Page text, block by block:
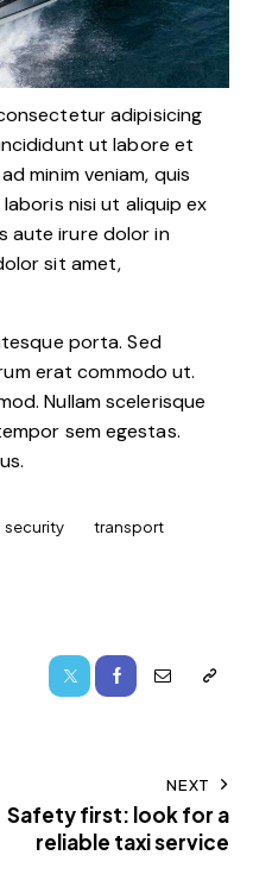
adipisicing
ut labore et
minim veniam, quis
nisi ut aliquip ex
aute irure dolor in
sit amet,
porta. Sed
erat commodo ut.
Nullam scelerisque
sem egestas.
security
transport
NEXT
Safety first: look for a
reliable taxi service